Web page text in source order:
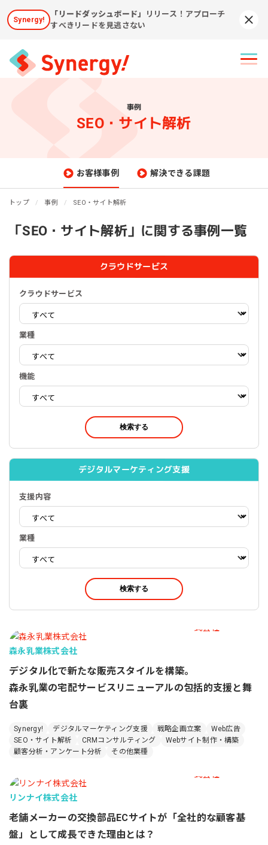
Synergy!
「リードダッシュボード」
リリース！アプローチ
すべきリードを見逃さない
事例
SEO・サイト解析
お客様事例 解決できる課題
トップ 事例 SEO・サイト解析
「SEO・サイト解析」に関する事例一覧
クラウドサービス
クラウドサービス
業種
機能
検索する
デジタルマーケティング支援
支援内容
業種
検索する
森永乳業株式会社
デジタル化で新たな販売スタイルを構築。
森永乳業の宅配サービスリニューアルの包括的支援と舞
台裏
Synergy! デジタルマーケティング支援 戦略企画立案
Web広告
SEO・サイト解析
CRMコンサルティング
Webサイト制作・構築
顧客分析・アンケート分析
その他業種
リンナイ株式会社
老舗メーカーの交換部品ECサイトが「全社的な顧客基
盤」として成長できた理由とは？